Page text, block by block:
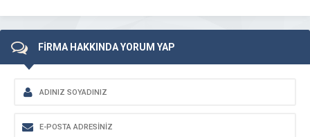
FİRMA HAKKINDA YORUM YAP